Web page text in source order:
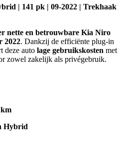
| 141 pk | 09-2022 | Trekhaak
nette en betrouwbare Kia Niro
2022. Dankzij de efficiënte plug-in
deze auto lage gebruikskosten met
zowel zakelijk als privégebruik.
km
Hybrid